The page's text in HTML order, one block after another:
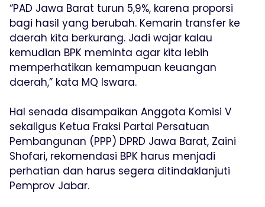
“PAD Jawa Barat turun 5,9%, karena proporsi
bagi hasil yang berubah. Kemarin transfer ke
daerah kita berkurang. Jadi wajar kalau
kemudian BPK meminta agar kita lebih
memperhatikan kemampuan keuangan
daerah,” kata MQ Iswara.
Hal senada disampaikan Anggota Komisi V
sekaligus Ketua Fraksi Partai Persatuan
Pembangunan (PPP) DPRD Jawa Barat, Zaini
Shofari, rekomendasi BPK harus menjadi
perhatian dan harus segera ditindaklanjuti
Pemprov Jabar.